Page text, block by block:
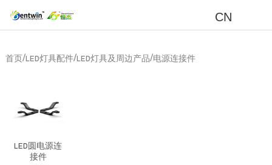
CN
首页/LED灯具配件/LED灯具及周边产品/电源连接件
LED圆电源连
接件